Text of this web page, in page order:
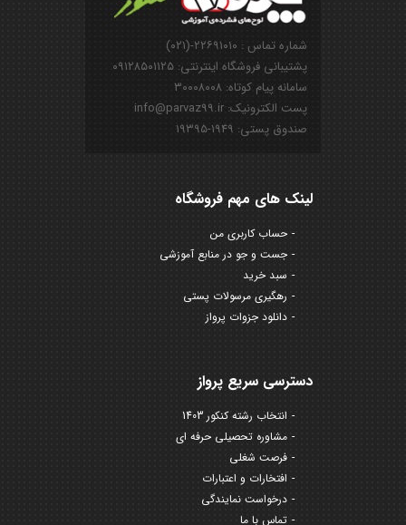
شماره تماس : ۲۲۶۹۱۰۱۰-(۰۲۱)
پشتیبانی فروشگاه اینترنتی: ۰۹۱۲۸۵۰۱۱۲۵
سامانه پیام کوتاه: ۳۰۰۰۸۰۰۸
پست الکترونیک: info@parvaz99.ir
صندوق پستی: ۱۹۴۹-۱۹۳۹۵
لینک های مهم فروشگاه
حساب کاربری من
جست و جو در منابع آموزشی
سبد خرید
رهگیری مرسولات پستی
دانلود جزوات پرواز
دسترسی سریع پرواز
انتخاب رشته کنکور 1403
مشاوره تحصیلی حرفه ای
فرصت شغلی
افتخارات و اعتبارات
درخواست نمایندگی
تماس با ما